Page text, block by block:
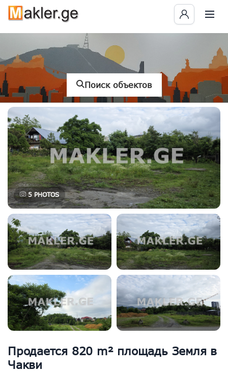
Поиск объектов
5PHOTOS
Продается 820 m² площадь Земля в
Чакви